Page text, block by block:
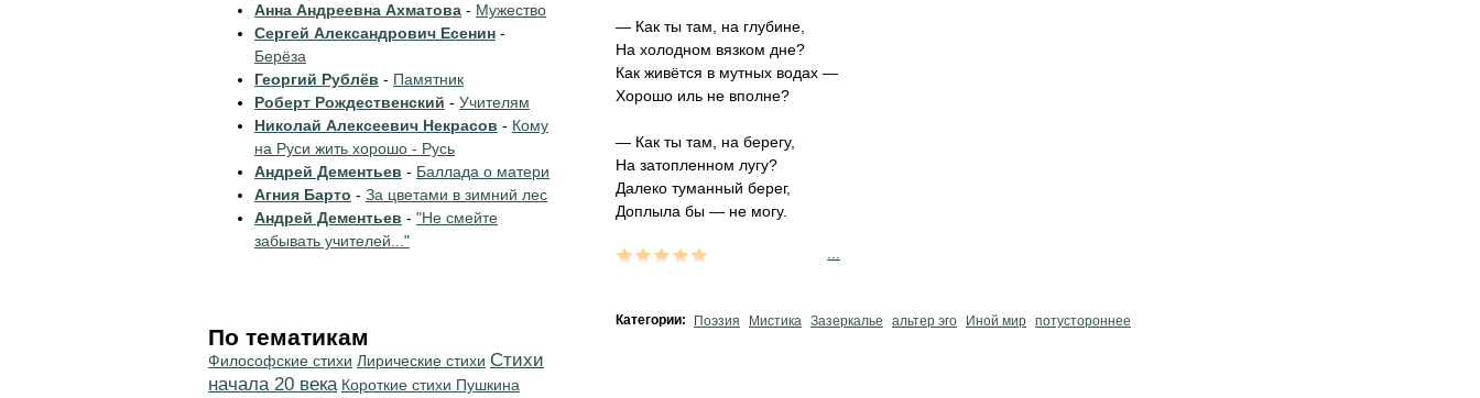
— Как ты там, на глубине,
На холодном вязком дне?
Как живётся в мутных водах —
Хорошо иль не вполне?
— Как ты там, на берегу,
На затопленном лугу?
Далеко туманный берег,
Доплыла бы — не могу.
Категории: Поэзия Мистика Зазеркалье альтер эго Иной мир потустороннее
Анна Андреевна Ахматова - Мужество
Сергей Александрович Есенин -
Берёза
Георгий Рублёв - Памятник
Роберт Рождественский - Учителям
Николай Алексеевич Некрасов - Кому
на Руси жить хорошо - Русь
Андрей Дементьев - Баллада о матери
Агния Барто - За цветами в зимний лес
Андрей Дементьев - "Не смейте
забывать учителей..."
По тематикам
Философские стихи Лирические стихи Cтихи
начала 20 века Короткие стихи Пушкина